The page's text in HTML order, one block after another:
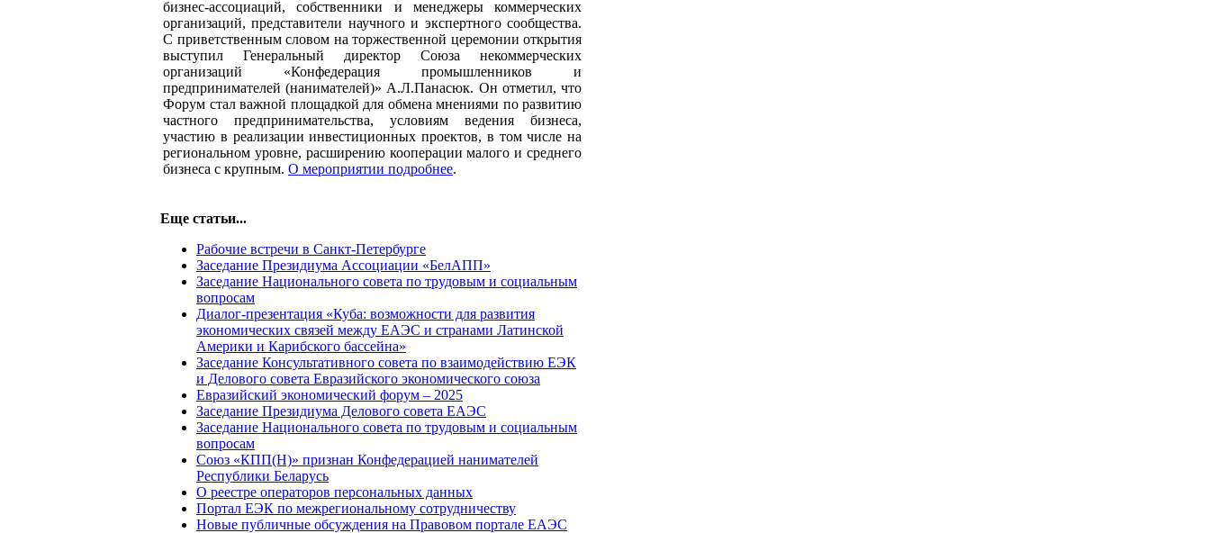
бизнес-ассоциаций, собственники и менеджеры коммерческих
организаций, представители научного и экспертного сообщества.
С приветственным словом на торжественной церемонии открытия
выступил Генеральный директор Союза некоммерческих
организаций «Конфедерация промышленников и
предпринимателей (нанимателей)» А.Л.Панасюк. Он отметил, что
Форум стал важной площадкой для обмена мнениями по развитию
частного предпринимательства, условиям ведения бизнеса,
участию в реализации инвестиционных проектов, в том числе на
региональном уровне, расширению кооперации малого и среднего
бизнеса с крупным. О мероприятии подробнее.
Еще статьи...
Рабочие встречи в Санкт-Петербурге
Заседание Президиума Ассоциации «БелАПП»
Заседание Национального совета по трудовым и социальным
вопросам
Диалог-презентация «Куба: возможности для развития
экономических связей между ЕАЭС и странами Латинской
Америки и Карибского бассейна»
Заседание Консультативного совета по взаимодействию ЕЭК
и Делового совета Евразийского экономического союза
Евразийский экономический форум – 2025
Заседание Президиума Делового совета ЕАЭС
Заседание Национального совета по трудовым и социальным
вопросам
Союз «КПП(Н)» признан Конфедерацией нанимателей
Республики Беларусь
О реестре операторов персональных данных
Портал ЕЭК по межрегиональному сотрудничеству
Новые публичные обсуждения на Правовом портале ЕАЭС